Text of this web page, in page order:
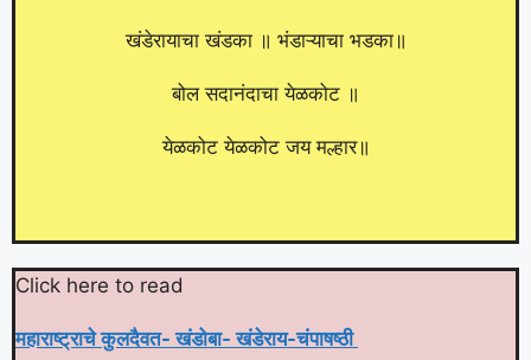
खंडेरायाचा खंडका ॥ भंडाऱ्याचा भडका॥
बोल सदानंदाचा येळकोट ॥
येळकोट येळकोट जय मल्हार॥
Click here to read
महाराष्ट्राचे कुलदैवत- खंडोबा- खंडेराय-चंपाषष्ठी